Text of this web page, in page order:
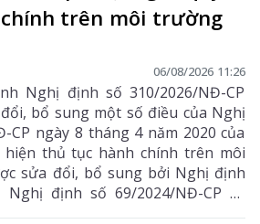
trên môi trường
06/08/2026 11:26
Nghị định số 310/2026/NĐ-CP
bổ sung một số điều của Nghị
CP ngày 8 tháng 4 năm 2020 của
thủ tục hành chính trên môi
sửa đổi, bổ sung bởi Nghị định
Nghị định số 69/2024/NĐ-CP và
NĐ-CP.